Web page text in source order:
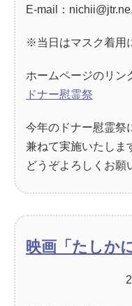
E-mail：
※当日はマスク着用
ホームページのリン
ドナー慰霊祭
今年のドナー慰霊祭
兼ねて実施いたしま
どうぞよろしくお願
映画「たしか